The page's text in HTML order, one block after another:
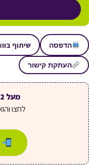
הדפסה שיתוף
העתקת קישור
מעל 12 אלף מתכונים חינם
לחצו